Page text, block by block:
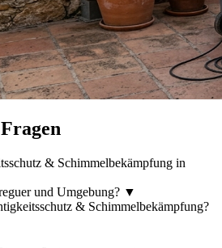
& Schimmelbekämpfung in
und Umgebung? ▼
& Schimmelbekämpfung?